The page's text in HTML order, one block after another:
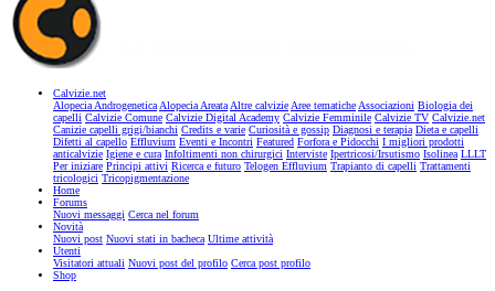
Calvizie.net
Alopecia AndrogeneticaAlopecia AreataAltre calvizieAree tematicheAssociazioni Biologia dei
capelli Calvizie Comune Calvizie Digital Academy Calvizie Femminile Calvizie TV Calvizie.net
Canizie capelli grigi/bianchi Credits e varie Curiosità e gossip Diagnosi e terapia Dieta e capelli
Difetti al capello Effluvium Eventi e Incontri Featured Forfora e Pidocchi I migliori prodotti
anticalvizie Igiene e cura Infoltimenti non chirurgici Interviste Ipertricosi/Irsutismo Isolinea LLLT
Per iniziare Principi attivi Ricerca e futuro Telogen Effluvium Trapianto di capelli Trattamenti
tricologici Tricopigmentazione
Home
Forums
Nuovi messaggi Cerca nel forum
Novità
Nuovi post Nuovi stati in bacheca Ultime attività
Utenti
Visitatori attuali Nuovi post del profilo Cerca post profilo
Shop